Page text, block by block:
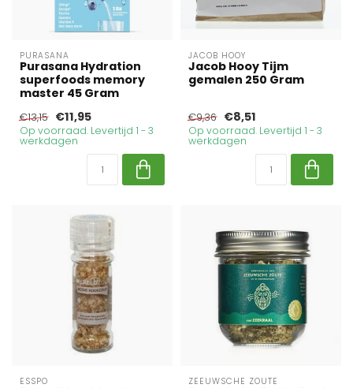
PURASANA
Purasana Hydration
superfoods memory
master 45 Gram
€13,15 €11,95
Op voorraad. Levertijd 1 - 3
werkdagen
JACOB HOOY
Jacob Hooy Tijm
gemalen 250 Gram
€9,36 €8,51
Op voorraad. Levertijd 1 - 3
werkdagen
ESSPO ZEEUWSCHE ZOUTE